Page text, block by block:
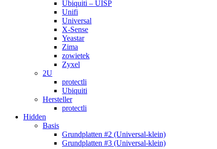
Ubiquiti – UISP
Unifi
Universal
X-Sense
Yeastar
Zima
zowietek
Zyxel
2U
protectli
Ubiquiti
Hersteller
protectli
Hidden
Basis
Grundplatten #2 (Universal-klein)
Grundplatten #3 (Universal-klein)